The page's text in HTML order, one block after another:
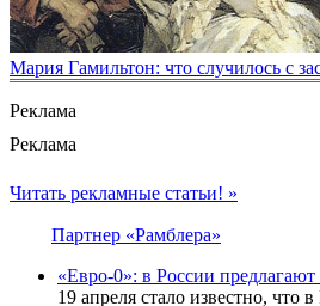
Мария Гамильтон: что случилось с
Реклама
Реклама
Читать рекламные статьи! »
Партнер «Рамблера»
«Евро-0»: в России предлагают
19 апреля стало известно,